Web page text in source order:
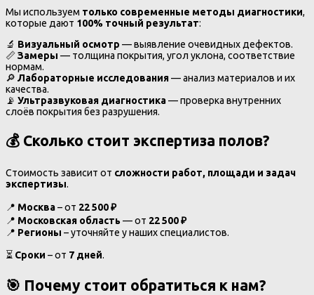
Мы используем только современные методы диагностики,
которые дают 100% точный результат:
🔬 Визуальный осмотр — выявление очевидных дефектов.
📏Замеры — толщина покрытия, угол уклона, соответствие
нормам.
🔎 Лабораторные исследования— анализ материалов и их
качества.
📡 Ультразвуковая диагностика— проверка внутренних
слоёв покрытия без разрушения.
💰 Сколько стоит экспертиза полов?
Стоимость зависит от сложности работ, площади и задач
экспертизы.
📍 Москва– от 22 500 ₽
📍 Московская область — от 22 500 ₽
📍 Регионы – уточняйте у наших специалистов.
⏳ Сроки – от 7 дней.
🎯 Почему стоит обратиться к нам?